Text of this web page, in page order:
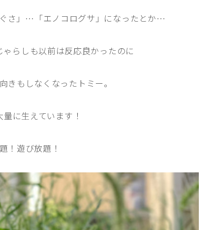
さ」…「エノコログサ」になったとか…
らしも以前は反応良かったのに
きもしなくなったトミー。
に生えています！
！遊び放題！